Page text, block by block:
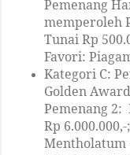
Pemenang
memperoleh
Tunai Rp
Favori:
Kategori C:
Golden
Pemenang 2:
Rp
Mentholatum